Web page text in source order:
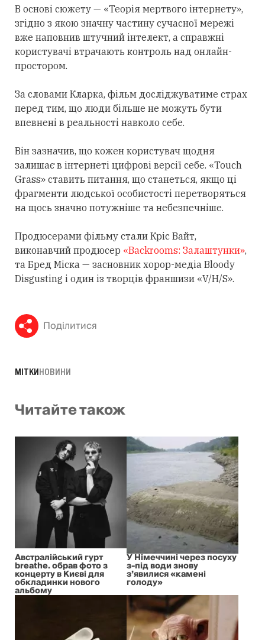
В основі сюжету — «Теорія мертвого інтернету»,
згідно з якою значну частину сучасної мережі
вже наповнив штучний інтелект, а справжні
користувачі втрачають контроль над онлайн-
простором.
За словами Кларка, фільм досліджуватиме страх
перед тим, що люди більше не можуть бути
впевнені в реальності навколо себе.
Він зазначив, що кожен користувач щодня
залишає в інтернеті цифрові версії себе. «Touch
Grass» ставить питання, що станеться, якщо ці
фрагменти людської особистості перетворяться
на щось значно потужніше та небезпечніше.
Продюсерами фільму стали Кріс Вайт,
виконавчий продюсер «Backrooms: Залаштунки»,
та Бред Міска — засновник хорор-медіа Bloody
Disgusting і один із творців франшизи «V/H/S».
Поділитися
МІТКИНОВИНИ
Читайте також
Австралійський гурт
breathe. обрав фото з
концерту в Києві для
обкладинки нового
альбому
У Німеччині через посуху
з-під води знову
з’явилися «камені
голоду»